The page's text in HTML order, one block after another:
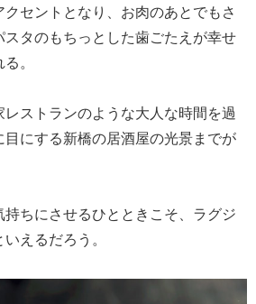
セントとなり、お肉のあとでもさ
タのもちっとした歯ごたえが幸せ
。
ストランのような大人な時間を過
にする新橋の居酒屋の光景までが
ちにさせるひとときこそ、ラグジ
えるだろう。